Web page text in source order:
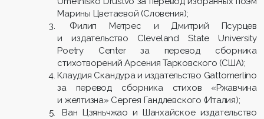
Марины Цветаевой (Словения);
Филип Метрес и Дмитрий Псурцев
и издательство Cleveland State University
Poetry Center за перевод сборника
стихотворений Арсения Тарковского (США);
Клаудия Скандура и издательство Gattomerlino
за перевод сборника стихов «Ржавчина
и желтизна» Сергея Гандлевского (Италия);
Ван Цзяньчжао и Шанхайское издательство